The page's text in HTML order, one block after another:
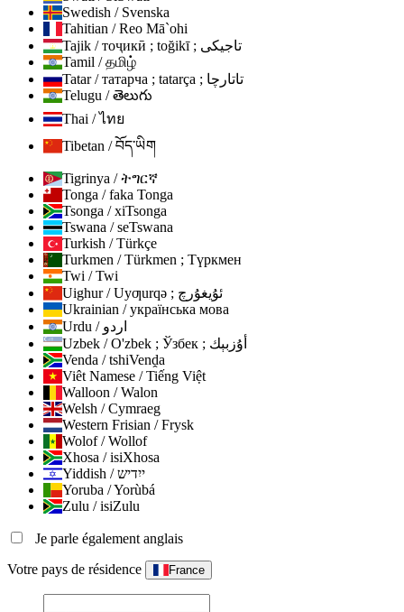
Swedish / Svenska
Tahitian / Reo Mā`ohi
Tajik / тоҷикӣ ; toğikī ; تاجیکی
Tamil / தமிழ்
Tatar / татарча ; tatarça ; تاتارچا
Telugu / తెలుగు
Thai / ไทย
Tibetan / བོད་ཡིག
Tigrinya / ትግርኛ
Tonga / faka Tonga
Tsonga / xiTsonga
Tswana / seTswana
Turkish / Türkçe
Turkmen / Türkmen ; Түркмен
Twi / Twi
Uighur / Uyƣurqə ; ئۇيغۇرچ
Ukrainian / українська мова
Urdu / اردو
Uzbek / O'zbek ; Ўзбек ; أۇزبېك
Venda / tshiVenḓa
Viêt Namese / Tiếng Việt
Walloon / Walon
Welsh / Cymraeg
Western Frisian / Frysk
Wolof / Wollof
Xhosa / isiXhosa
Yiddish / ייִדיש
Yoruba / Yorùbá
Zulu / isiZulu
Je parle également anglais
Votre pays de résidence
France